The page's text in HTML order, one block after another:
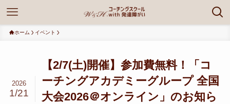
ホーム イベント
【2/7(土)開催】参加費無料！「コ
ーチングアカデミーグループ 全国
大会2026＠オンライン」のお知ら
2026
1/21